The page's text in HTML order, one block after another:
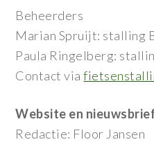
Beheerders
Marian Spruijt: stalling
Paula Ringelberg:
Contact via
Website en
Redactie: Floor Jansen